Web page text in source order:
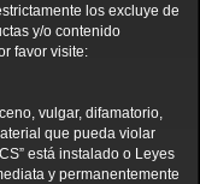
los excluye de
y/o contenido
favor visite:
vulgar, difamatorio,
que pueda violar
está instalado o Leyes
y permanentemente